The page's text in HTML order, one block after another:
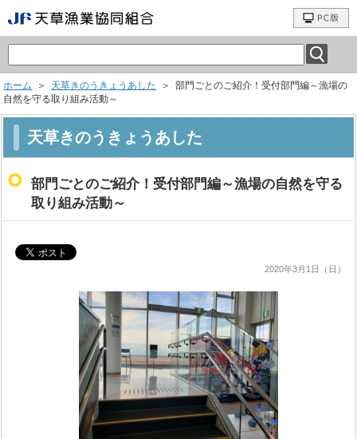
ホーム ＞ 天草きのうきょうあした
＞ 部門ごとのご紹介！受付部門編～漁場の
自然を守る取り組み活動～
天草きのうきょうあした
部門ごとのご紹介！受付部門編～漁場の自然を守る
取り組み活動～
2020年3月1日（日）